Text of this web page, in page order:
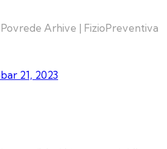
Arhive | FizioPreventiva
21, 2023